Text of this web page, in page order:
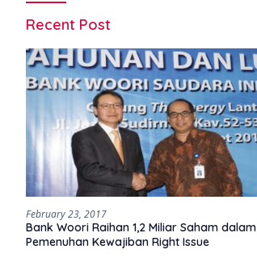
Recent Post
February 23, 2017
Bank Woori Raihan 1,2 Miliar Saham dalam
Pemenuhan Kewajiban Right Issue